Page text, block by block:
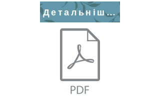
Детальніше>>